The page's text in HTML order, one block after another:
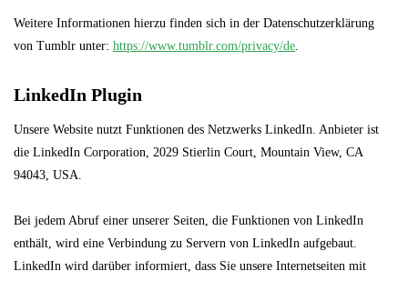
Weitere Informationen hierzu finden sich in der Datenschutzerklärung
von Tumblr unter: https://www.tumblr.com/privacy/de.
LinkedIn Plugin
Unsere Website nutzt Funktionen des Netzwerks LinkedIn. Anbieter ist
die LinkedIn Corporation, 2029 Stierlin Court, Mountain View, CA
94043, USA.
Bei jedem Abruf einer unserer Seiten, die Funktionen von LinkedIn
enthält, wird eine Verbindung zu Servern von LinkedIn aufgebaut.
LinkedIn wird darüber informiert, dass Sie unsere Internetseiten mit